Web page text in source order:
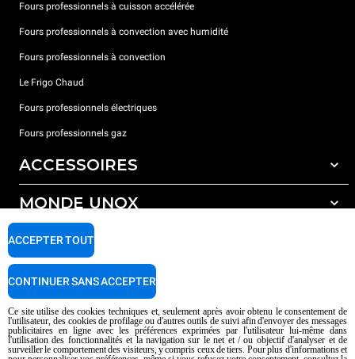
Fours professionnels à cuisson accélérée
Fours professionnels à convection avec humidité
Fours professionnels à convection
Le Frigo Chaud
Fours professionnels électriques
Fours professionnels gaz
ACCESSOIRES
Tous les accessoires
Détergents pour lavage automatique
Détergents pour lavage manuel
Traitement de l'eau avec filtres à résine
MONDE UNOX
Nos bureaux dans le monde
SUPPORT
Garantie Unox
Trouver les Centres SAV
AI Content Disclaimer
Privacy policy Cookie policy
Ce site utilise des cookies techniques et, seulement après avoir obtenu le consentement de
l'utilisateur, des cookies de profilage ou d'autres outils de suivi afin d'envoyer des messages
publicitaires en ligne avec les préférences exprimées par l'utilisateur lui-même dans
l'utilisation des fonctionnalités et la navigation sur le net et / ou objectif d'analyser et de
surveiller le comportement des visiteurs, y compris ceux de tiers. Pour plus d'informations et
ACCEPTER TOUT
CONTINUER SANS ACCEPTER